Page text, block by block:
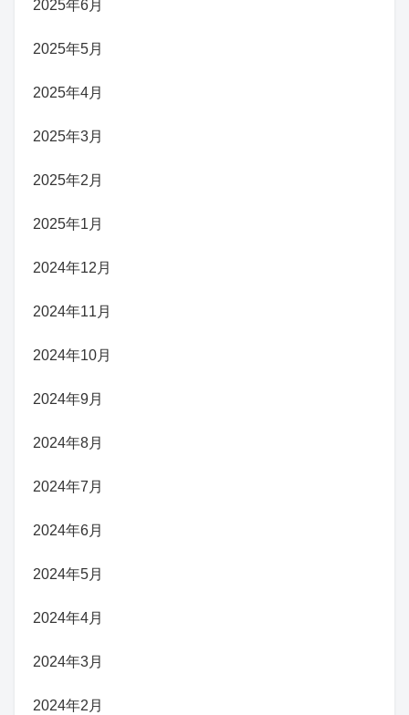
2025年6月
2025年5月
2025年4月
2025年3月
2025年2月
2025年1月
2024年12月
2024年11月
2024年10月
2024年9月
2024年8月
2024年7月
2024年6月
2024年5月
2024年4月
2024年3月
2024年2月